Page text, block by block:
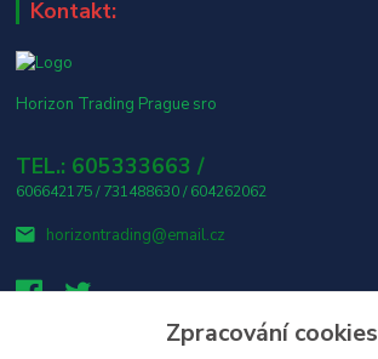
Kontakt:
Horizon Trading Prague sro
TEL.: 605333663 /
606642175 / 731488630 / 604262062
horizontrading@email.cz
Zpracování cookies